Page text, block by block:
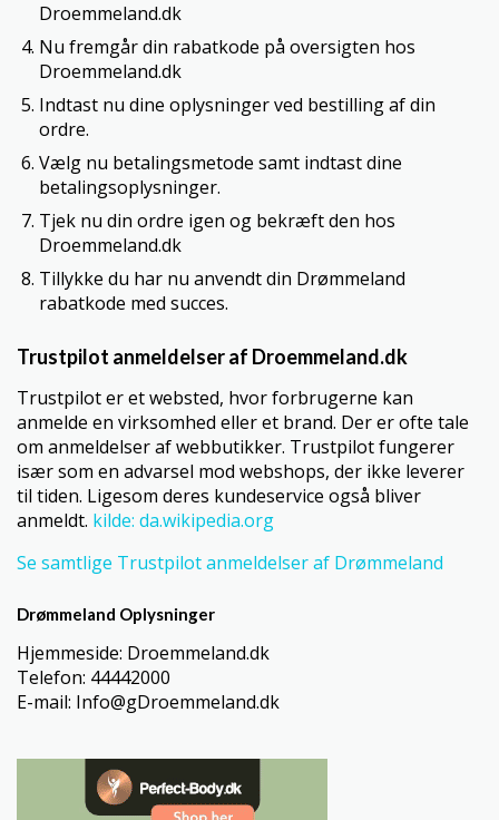
Droemmeland.dk
Nu fremgår din rabatkode på oversigten hos
Droemmeland.dk
Indtast nu dine oplysninger ved bestilling af din
ordre.
Vælg nu betalingsmetode samt indtast dine
betalingsoplysninger.
Tjek nu din ordre igen og bekræft den hos
Droemmeland.dk
Tillykke du har nu anvendt din Drømmeland
rabatkode med succes.
Trustpilot anmeldelser af Droemmeland.dk
Trustpilot er et websted, hvor forbrugerne kan
anmelde en virksomhed eller et brand. Der er ofte tale
om anmeldelser af webbutikker. Trustpilot fungerer
især som en advarsel mod webshops, der ikke leverer
til tiden. Ligesom deres kundeservice også bliver
anmeldt. kilde: da.wikipedia.org
Se samtlige Trustpilot anmeldelser af Drømmeland
Drømmeland Oplysninger
Hjemmeside: Droemmeland.dk
Telefon: 44442000
E-mail: Info@gDroemmeland.dk